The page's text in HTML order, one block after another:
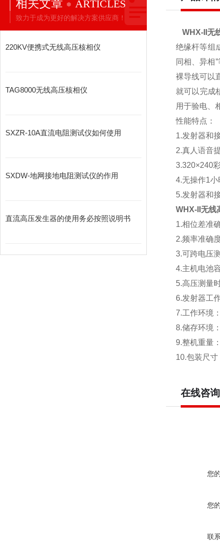
相关文章 ARTICLES
致力于成为更好的解决方案供应商！
220KV便携式无线高压核相仪
TAG8000无线高压核相仪
SXZR-10A直流电阻测试仪如何使用
SXDW-地网接地电阻测试仪的作用
直流高压发生器的使用务必按照说明书
WHX-II无
绝缘杆等组
同相、异相
裸导线可以
就可以完成
用于验电、
性能特点：
1.发射器和
2.真人语音
3.320×240
4.无操作1
5.发射器和
WHX-II无线
1.相位差准
2.频率准确
3.可跨电压
4.主机电池
5.高压测量
6.发射器工
7.工作环境
8.储存环境
9.整机重量
10.包装尺
在线咨询
您
您
联